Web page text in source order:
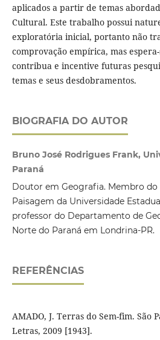
aplicados a partir de temas
Cultural. Este trabalho possui
exploratória inicial, portanto não
comprovação empírica, mas
contribua e incentive futuras
temas e seus desdobramentos.
BIOGRAFIA DO AUTOR
Bruno José Rodrigues Frank,
Paraná
Doutor em Geografia. Membro
Paisagem da Universidade
professor do Departamento de
Norte do Paraná em Londrina-PR.
REFERÊNCIAS
AMADO, J. Terras do Sem-fim. São
Letras, 2009 [1943].